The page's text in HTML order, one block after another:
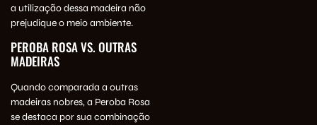
a utilização dessa madeira não
prejudique o meio ambiente.
PEROBA ROSA VS. OUTRAS
MADEIRAS
Quando comparada a outras
madeiras nobres, a Peroba Rosa
se destaca por sua combinação